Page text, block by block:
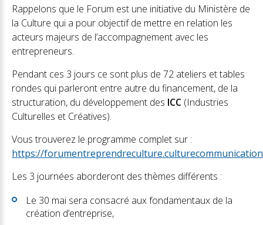
Rappelons que le Forum est une initiative du Ministère de
la Culture qui a pour objectif de mettre en relation les
acteurs majeurs de l’accompagnement avec les
entrepreneurs.
Pendant ces 3 jours ce sont plus de 72 ateliers et tables
rondes qui parleront entre autre du financement, de la
structuration, du développement des ICC (Industries
Culturelles et Créatives).
Vous trouverez le programme complet sur :
https://
Les 3 journées aborderont des thèmes différents :
Le 30 mai sera consacré aux fondamentaux de la
création d’entreprise,